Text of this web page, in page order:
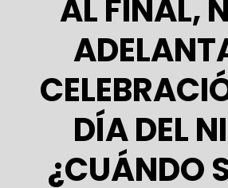
AL FINAL,
DÍA DEL
¿CUÁNDO